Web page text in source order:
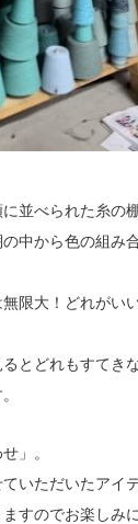
並べられた糸の
中から色の組み
限大！どれがい
とどれもすてき
」。
いただいたアイ
すのでお楽しみに